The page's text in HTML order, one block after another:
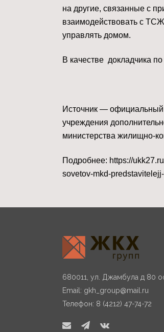
на другие, связанные с
взаимодействовать с
управлять домом.
В качестве докладчика
Источник — официальный
учреждения
министерства жилищно-
Подробнее: https://
sovetov-mkd-
680011, ул. Джамбула д 80
Email: gkh_group@mail.ru
Телефон: 8 (4212) 47-74-72